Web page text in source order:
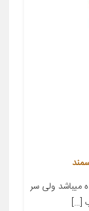
میباشد ولی سر
[…]